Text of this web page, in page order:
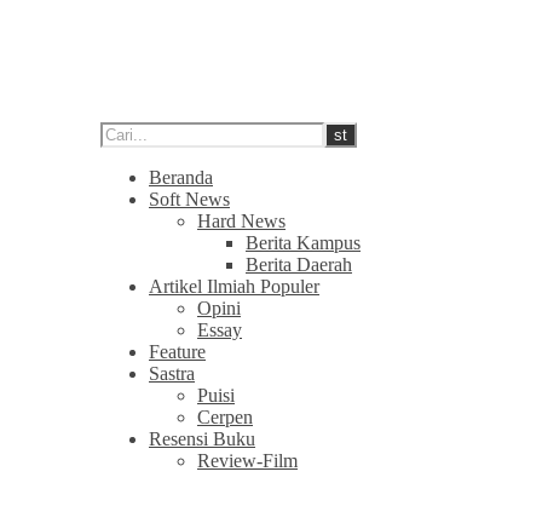
Beranda
Soft News
Hard News
Berita Kampus
Berita Daerah
Artikel Ilmiah Populer
Opini
Essay
Feature
Sastra
Puisi
Cerpen
Resensi Buku
Review-Film